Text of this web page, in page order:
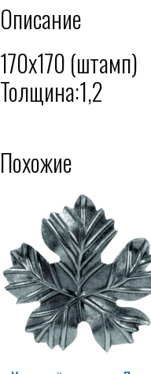
Описание
170х170 (штамп)
Толщина:1,2
Похожие